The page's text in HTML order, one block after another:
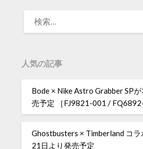
人気の記事
Bode × Nike Astro Grabber SP
売予定 ［FJ9821-001 /
Ghostbusters × Timberland コラ
21日より発売予定